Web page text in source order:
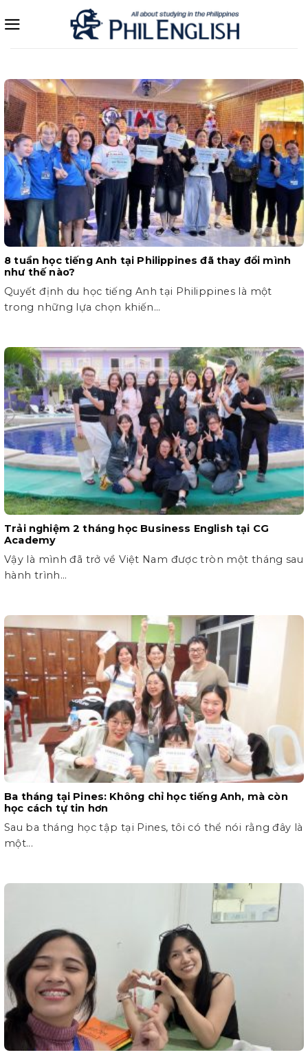
qua
8 tuần học tiếng Anh tại Philippines đã thay đổi mình
như thế nào?
Quyết định du học tiếng Anh tại Philippines là một
trong những lựa chọn khiến...
Trải nghiệm 2 tháng học Business English tại CG
Academy
Vậy là mình đã trở về Việt Nam được tròn một tháng sau
hành trình...
Ba tháng tại Pines: Không chỉ học tiếng Anh, mà còn
học cách tự tin hơn
Sau ba tháng học tập tại Pines, tôi có thể nói rằng đây là
một...